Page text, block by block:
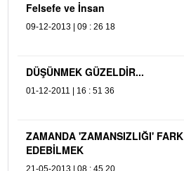
Felsefe ve İnsan
09-12-2013 | 09 : 26 18
DÜŞÜNMEK GÜZELDİR...
01-12-2011 | 16 : 51 36
ZAMANDA 'ZAMANSIZLIĞI' FARK
EDEBİLMEK
21-05-2013 | 08 : 45 20